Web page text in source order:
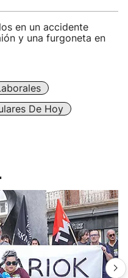
en un accidente
y una furgoneta en
De Hoy